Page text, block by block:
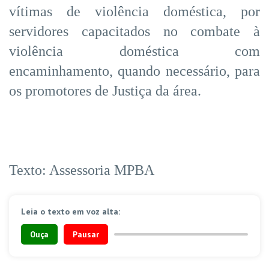
vítimas de violência doméstica, por
servidores capacitados no combate à
violência doméstica com
encaminhamento, quando necessário, para
os promotores de Justiça da área.
Texto: Assessoria MPBA
Leia o texto em voz alta:
Ouça Pausar